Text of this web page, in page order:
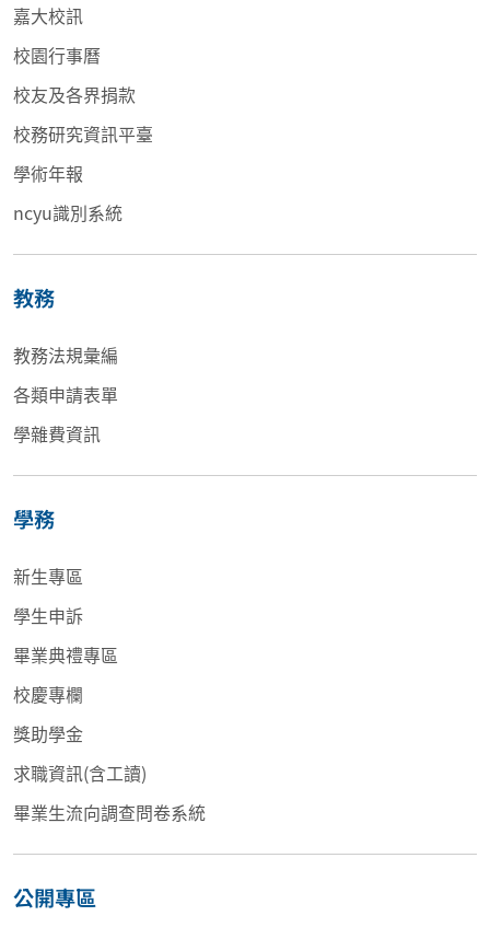
嘉大校訊
校園行事曆
校友及各界捐款
校務研究資訊平臺
學術年報
ncyu識別系統
教務
教務法規彙編
各類申請表單
學雜費資訊
學務
新生專區
學生申訴
畢業典禮專區
校慶專欄
獎助學金
求職資訊(含工讀)
畢業生流向調查問卷系統
公開專區